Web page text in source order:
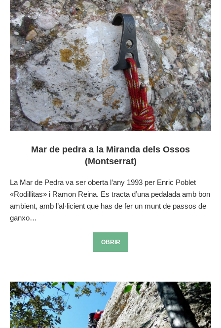
Mar de pedra a la Miranda dels Ossos
(Montserrat)
La Mar de Pedra va ser oberta l’any 1993 per Enric Poblet
«Rodillitas» i Ramon Reina. Es tracta d’una pedalada amb bon
ambient, amb l’al·licient que has de fer un munt de passos de
ganxo…
OBRIR